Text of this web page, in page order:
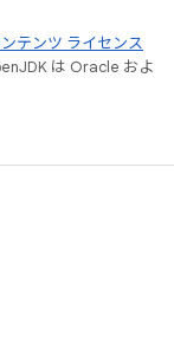
テンツ ライセンス
は Oracle およ